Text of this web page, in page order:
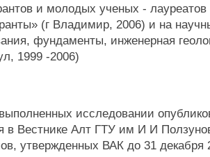
и молодых ученых - лауреатов
(г Владимир, 2006) и на
фундаменты, инженерная
1999 -2006)
исследовании
в Вестнике Алт ГТУ им И И
утвержденных ВАК до 31 декабря